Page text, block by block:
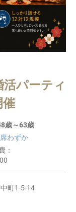
パーティ
歳～63歳
わずか
：
町1-5-14